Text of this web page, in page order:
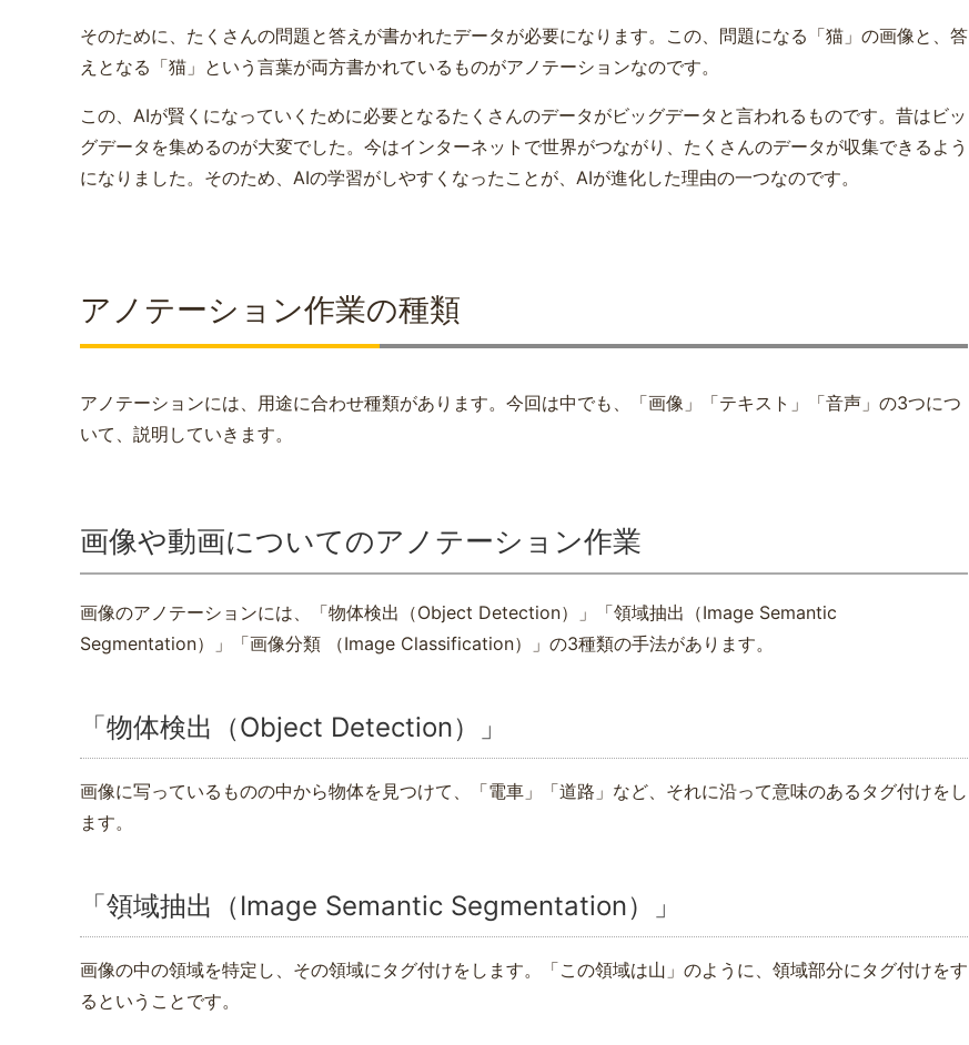
そのために、たくさんの問題と答えが書かれたデータが必要になります。この、問題になる「猫」の画像と、答
えとなる「猫」という言葉が両方書かれているものがアノテーションなのです。
この、AIが賢くになっていくために必要となるたくさんのデータがビッグデータと言われるものです。昔はビッ
グデータを集めるのが大変でした。今はインターネットで世界がつながり、たくさんのデータが収集できるよう
になりました。そのため、AIの学習がしやすくなったことが、AIが進化した理由の一つなのです。
アノテーション作業の種類
アノテーションには、用途に合わせ種類があります。今回は中でも、「画像」「テキスト」「音声」の3つにつ
いて、説明していきます。
画像や動画についてのアノテーション作業
画像のアノテーションには、「物体検出（Object Detection）」「領域抽出（Image Semantic
Segmentation）」「画像分類 （Image Classification）」の3種類の手法があります。
「物体検出（Object Detection）」
画像に写っているものの中から物体を見つけて、「電車」「道路」など、それに沿って意味のあるタグ付けをし
ます。
「領域抽出（Image Semantic Segmentation）」
画像の中の領域を特定し、その領域にタグ付けをします。「この領域は山」のように、領域部分にタグ付けをす
るということです。